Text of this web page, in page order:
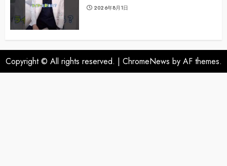
2026年8月1日
Copyright © All rights reserved. | ChromeNews by AF themes.